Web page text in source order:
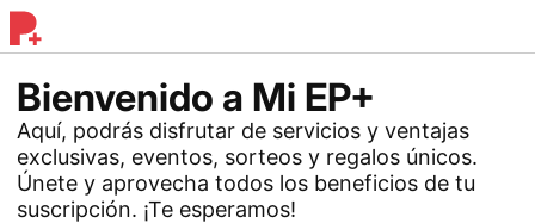
Bienvenido a Mi EP+
Aquí, podrás disfrutar de servicios y ventajas
exclusivas, eventos, sorteos y regalos únicos.
Únete y aprovecha todos los beneficios de tu
suscripción. ¡Te esperamos!